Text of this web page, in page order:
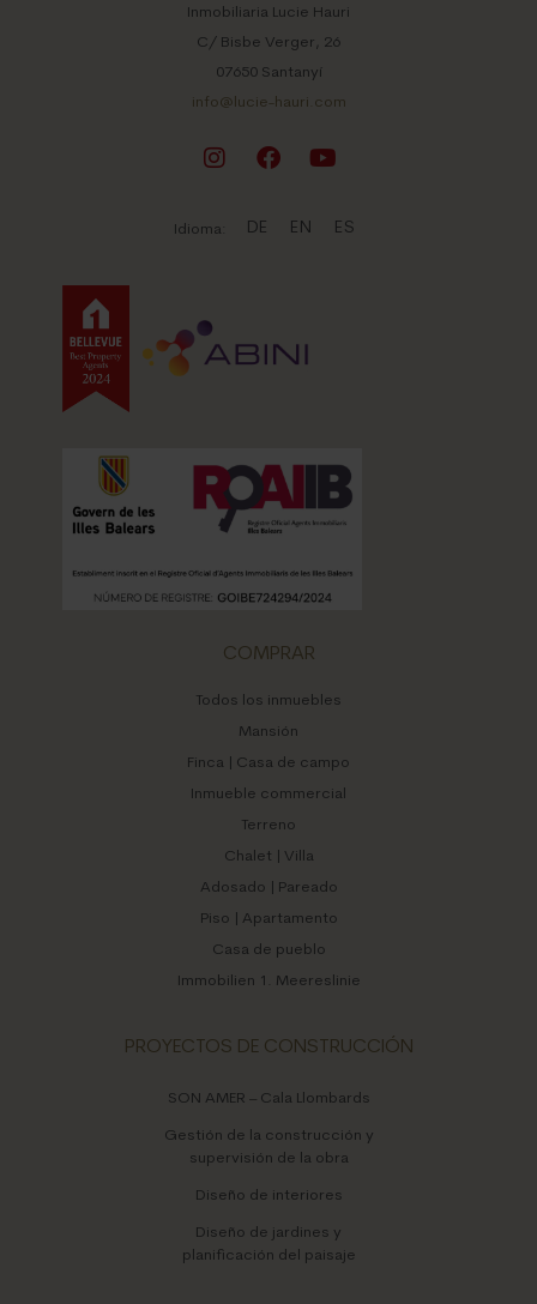
Inmobiliaria Lucie Hauri
C/ Bisbe Verger, 26
07650 Santanyí
info@lucie-hauri.com
Idioma: DE EN ES
COMPRAR
Todos los inmuebles
Mansión
Finca | Casa de campo
Inmueble commercial
Terreno
Chalet | Villa
Adosado | Pareado
Piso | Apartamento
Casa de pueblo
Immobilien 1. Meereslinie
PROYECTOS DE CONSTRUCCIÓN
SON AMER – Cala Llombards
Gestión de la construcción y
supervisión de la obra
Diseño de interiores
Diseño de jardines y
planificación del paisaje